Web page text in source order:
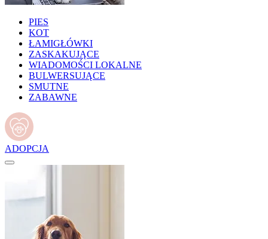
PIES
KOT
ŁAMIGŁÓWKI
ZASKAKUJĄCE
WIADOMOŚCI LOKALNE
BULWERSUJĄCE
SMUTNE
ZABAWNE
ADOPCJA